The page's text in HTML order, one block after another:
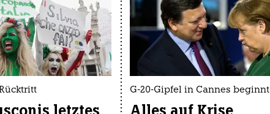
G-20-Gipfel in Cannes beginnt